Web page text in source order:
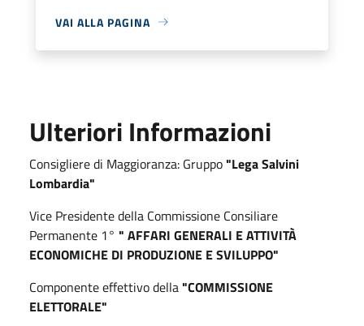
VAI ALLA PAGINA
Ulteriori Informazioni
Consigliere di Maggioranza: Gruppo"Lega Salvini
Lombardia"
Vice Presidente della Commissione Consiliare
Permanente 1° " AFFARI GENERALI E ATTIVITÀ
ECONOMICHE DI PRODUZIONE E SVILUPPO"
Componente effettivo della"COMMISSIONE
ELETTORALE"